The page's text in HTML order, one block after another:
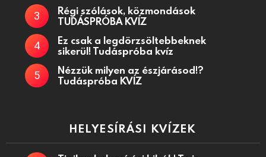
Régi szólások, közmondások
TUDÁSPRÓBA KVÍZ
Ez csak a legdörzsöltebbeknek
sikerül! Tudáspróba kvíz
Nézzük milyen az észjárásod!?
Tudáspróba KVÍZ
HELYESÍRÁSI KVÍZEK